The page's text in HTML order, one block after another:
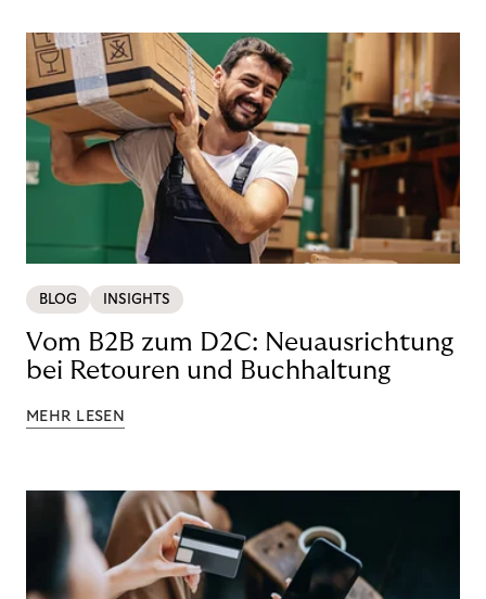
BLOG INSIGHTS
Vom B2B zum D2C: Neuausrichtung
bei Retouren und Buchhaltung
MEHR LESEN